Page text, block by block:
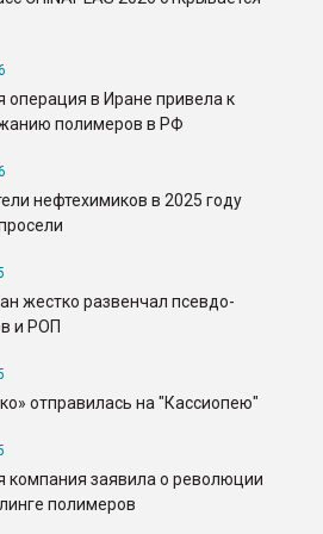
операция в Иране привела к
полимеров в РФ
нефтехимиков в 2025 году
жестко развенчал псевдо-
и РОП
отправилась на "Кассиопею"
компания заявила о революции
полимеров